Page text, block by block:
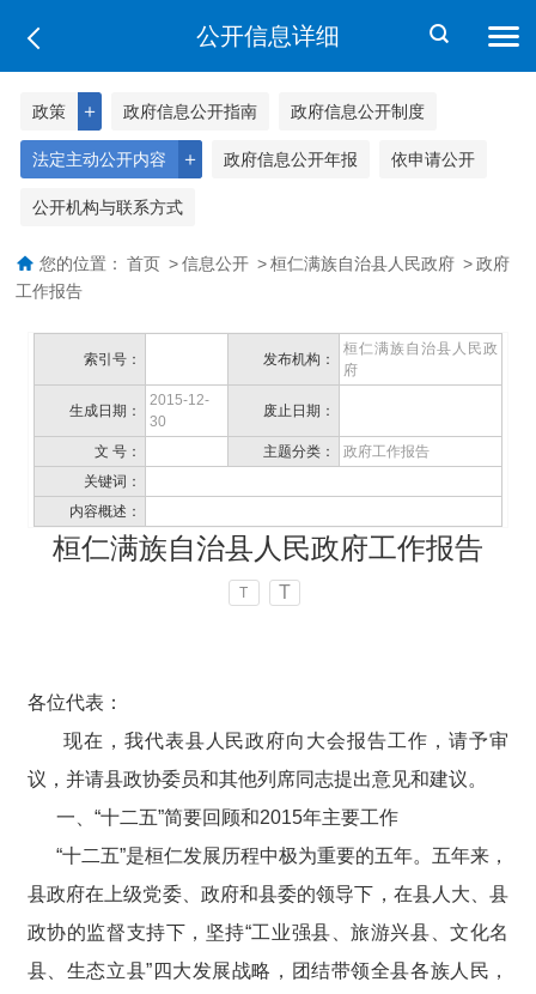
公开信息详细
＋
政策 政府信息公开指南 政府信息公开制度
＋
法定主动公开内容 政府信息公开年报 依申请公开
公开机构与联系方式
您的位置： 首页 > 信息公开 > 桓仁满族自治县人民政府 > 政府
工作报告
索引号： 发布机构：
桓仁满族自治县人民政
府
生成日期：
2015-12-
30
废止日期：
文 号： 主题分类：
政府工作报告
关键词：
内容概述：
桓仁满族自治县人民政府工作报告
T T
各位代表：
现在，我代表县人民政府向大会报告工作，请予审
议，并请县政协委员和其他列席同志提出意见和建议。
一、“十二五”简要回顾和2015年主要工作
“十二五”是桓仁发展历程中极为重要的五年。五年来，
县政府在上级党委、政府和县委的领导下，在县人大、县
政协的监督支持下，坚持“工业强县、旅游兴县、文化名
县、生态立县”四大发展战略，团结带领全县各族人民，